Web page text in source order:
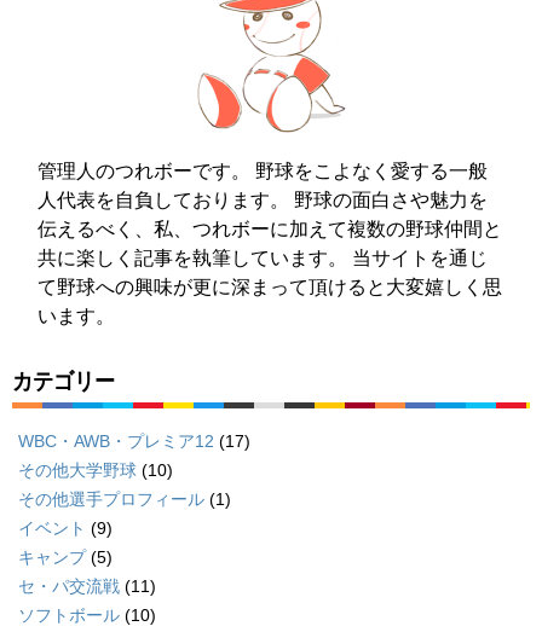
管理人のつれボーです。 野球をこよなく愛する一般
人代表を自負しております。 野球の面白さや魅力を
伝えるべく、私、つれボーに加えて複数の野球仲間と
共に楽しく記事を執筆しています。 当サイトを通じ
て野球への興味が更に深まって頂けると大変嬉しく思
います。
カテゴリー
WBC・AWB・プレミア12 (17)
その他大学野球 (10)
その他選手プロフィール (1)
イベント (9)
キャンプ(5)
セ・パ交流戦 (11)
ソフトボール (10)